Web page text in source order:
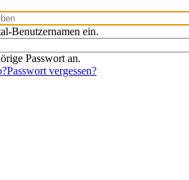
Benutzernamen ein.
Passwort an.
Passwort vergessen?